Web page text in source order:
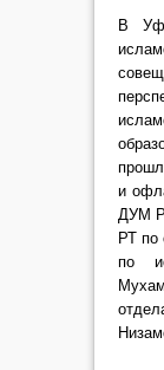
В
и
ДУМ
РТ по
по